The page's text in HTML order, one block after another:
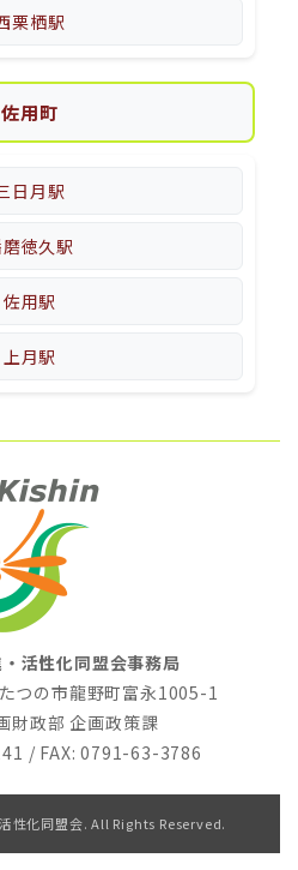
栗栖駅
佐用町
日月駅
徳久駅
佐用駅
上月駅
活性化同盟会事務局
つの市龍野町富永1005-1
財政部 企画政策課
/ FAX: 0791-63-3786
性化同盟会. All Rights Reserved.